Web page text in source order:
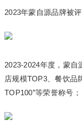
2023年蒙自源品牌被评
2023-2024年度，蒙自
店规模TOP3、餐饮品
TOP100”等荣誉称号；